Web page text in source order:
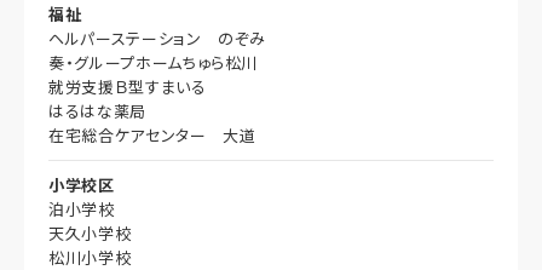
福祉
ヘルパーステーション のぞみ
奏・グループホームちゅら松川
就労支援Ｂ型すまいる
はるはな薬局
在宅総合ケアセンター 大道
小学校区
泊小学校
天久小学校
松川小学校